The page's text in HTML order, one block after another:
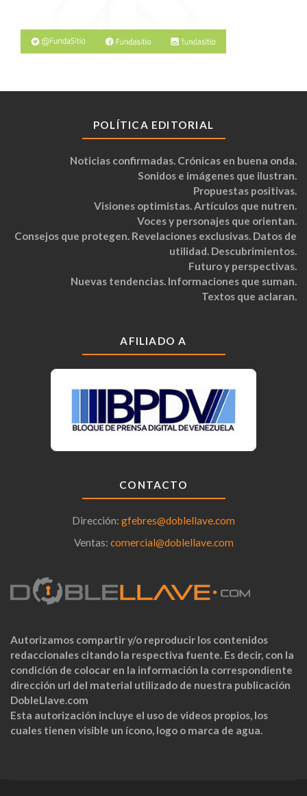
POLÍTICA EDITORIAL
Noticias confirmadas. Crónicas en buena onda.
Sonidos e imágenes que ilustran.
Propuestas positivas.
Visiones optimistas. Artículos que nutren.
Voces y personajes que orientan.
Consejos que protegen. Revelaciones exclusivas. Datos de
utilidad. Descubrimientos.
Futuro y perspectivas.
Nuevas tendencias. Informaciones que suman.
Textos que aclaran.
AFILIADO A
CONTACTO
Dirección: gfebres@doblellave.com
Ventas: comercial@doblellave.com
Autorizamos compartir y/o reproducir los contenidos
redaccionales citando la respectiva fuente. Es decir, con la
condición de colocar en la información la correspondiente
dirección url del material utilizado de nuestra publicación
DobleLlave.com
Esta autorización incluye el uso de videos propios, los
cuales tienen visible un ícono, logo o marca de agua.